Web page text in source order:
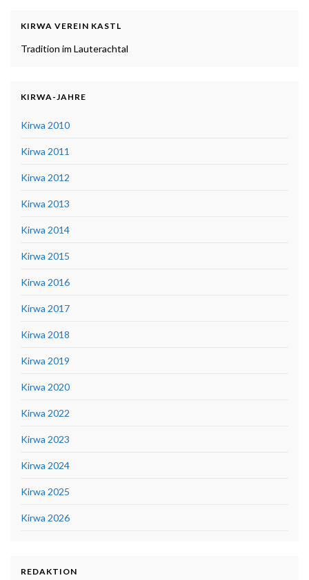
KIRWA VEREIN KASTL
Tradition im Lauterachtal
KIRWA-JAHRE
Kirwa 2010
Kirwa 2011
Kirwa 2012
Kirwa 2013
Kirwa 2014
Kirwa 2015
Kirwa 2016
Kirwa 2017
Kirwa 2018
Kirwa 2019
Kirwa 2020
Kirwa 2022
Kirwa 2023
Kirwa 2024
Kirwa 2025
Kirwa 2026
REDAKTION